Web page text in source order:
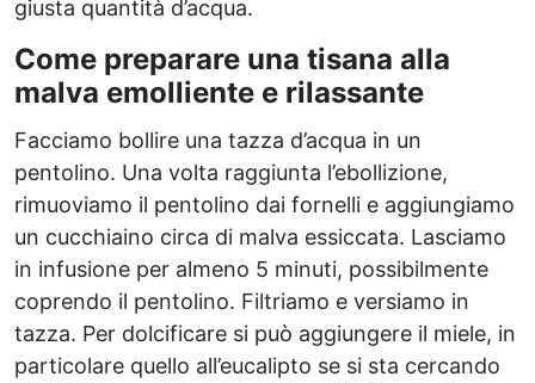
giusta quantità d’acqua.
Come preparare una tisana alla
malva emolliente e rilassante
Facciamo bollire una tazza d’acqua in un
pentolino. Una volta raggiunta l’ebollizione,
rimuoviamo il pentolino dai fornelli e aggiungiamo
un cucchiaino circa di malva essiccata. Lasciamo
in infusione per almeno 5 minuti, possibilmente
coprendo il pentolino. Filtriamo e versiamo in
tazza. Per dolcificare si può aggiungere il miele, in
particolare quello all’eucalipto se si sta cercando